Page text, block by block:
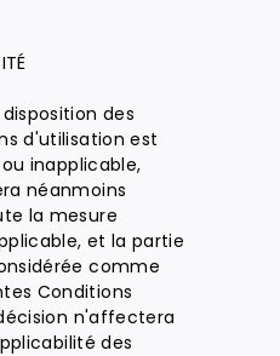
des
d'utilisation est
inapplicable,
néanmoins
la mesure
et la partie
comme
Conditions
n'affectera
des